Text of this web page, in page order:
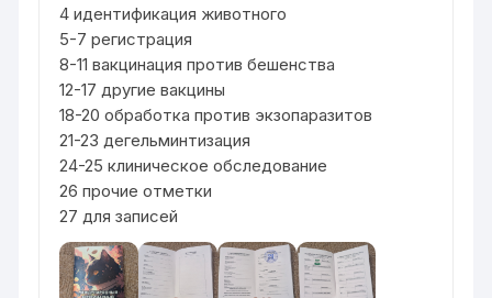
4 идентификация животного
5-7 регистрация
8-11 вакцинация против бешенства
12-17 другие вакцины
18-20 обработка против экзопаразитов
21-23 дегельминтизация
24-25 клиническое обследование
26 прочие отметки
27 для записей